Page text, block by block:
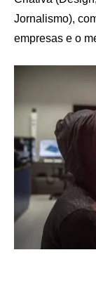
Jornalismo),
empresas e o